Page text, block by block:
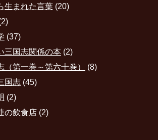
生まれた言葉(20)
(37)
三国志関係の本(2)
（第一巻～第六十巻） (8)
国志(45)
(2)
の飲食店(2)